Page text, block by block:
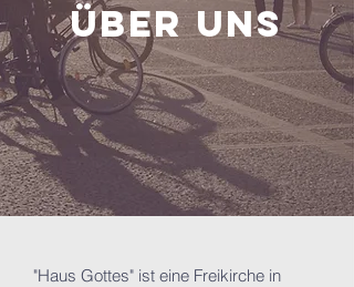
Über uns
"Haus Gottes" ist eine Freikirche in